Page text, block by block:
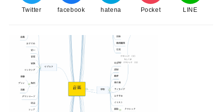
Twitter facebook hatena Pocket LINE